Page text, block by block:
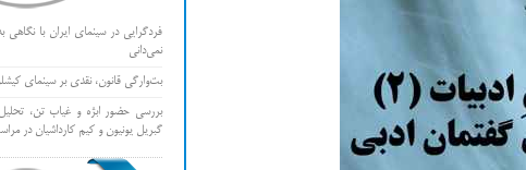
فردگرایی در سینمای ایران با
نمی‌دانی
بت‌وارگی قانون، نقدی بر سینمای
بررسی حضور ابژه و غیاب تن،
گبریل یونیون و کیم کارداشیان در مراسم